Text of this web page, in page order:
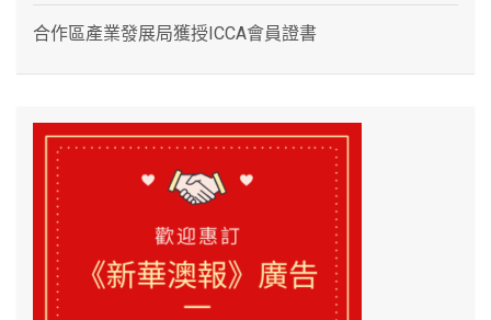
合作區產業發展局獲授ICCA會員證書